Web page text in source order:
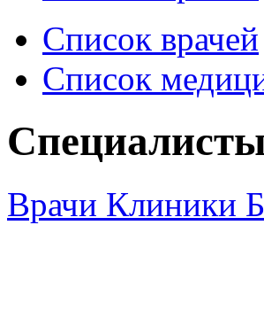
Список врачей
Список
Врачи Клиники